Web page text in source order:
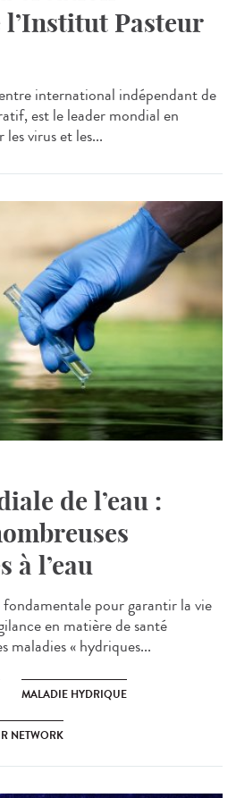
Pasteur
international indépendant de
est le leader mondial en
virus et les...
de l’eau :
à l’eau
fondamentale pour garantir la vie
en matière de santé
maladies « hydriques...
MALADIE HYDRIQUE
NETWORK